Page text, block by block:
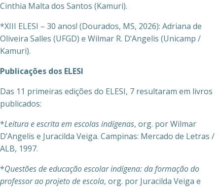
Cinthia Malta dos Santos (Kamuri).
*XIII ELESI – 30 anos! (Dourados, MS, 2026): Adriana de
Oliveira Salles (UFGD) e Wilmar R. D’Angelis (Unicamp /
Kamuri).
Publicações dos ELESI
Das 11 primeiras edições do ELESI, 7 resultaram em livros
publicados:
*Leitura e escrita em escolas indígenas, org. por Wilmar
D’Angelis e Juracilda Veiga. Campinas: Mercado de Letras /
ALB, 1997.
*Questões de educação escolar indígena: da formação do
professor ao projeto de escola, org. por Juracilda Veiga e